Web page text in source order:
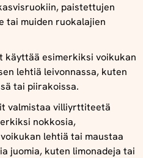
paistettujen
tai muiden ruokalajien
käyttää esimerkiksi voikukan
lehtiä leivonnassa, kuten
tai piirakoissa.
valmistaa villiyrttiteetä
nokkosia,
lehtiä tai maustaa
juomia, kuten limonadeja tai